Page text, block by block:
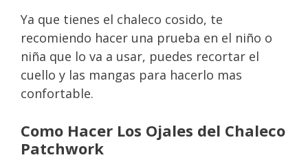
Ya que tienes el chaleco cosido, te
recomiendo hacer una prueba en el niño o
niña que lo va a usar, puedes recortar el
cuello y las mangas para hacerlo mas
confortable.
Como Hacer Los Ojales del Chaleco
Patchwork